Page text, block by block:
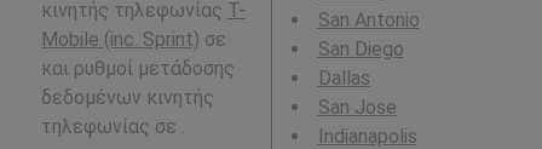
κινητής τηλεφωνίας T-
Mobile (inc. Sprint) σε
και ρυθμοί μετάδοσης
δεδομένων κινητής
τηλεφωνίας σε .
San Antonio
San Diego
Dallas
San Jose
Indianapolis